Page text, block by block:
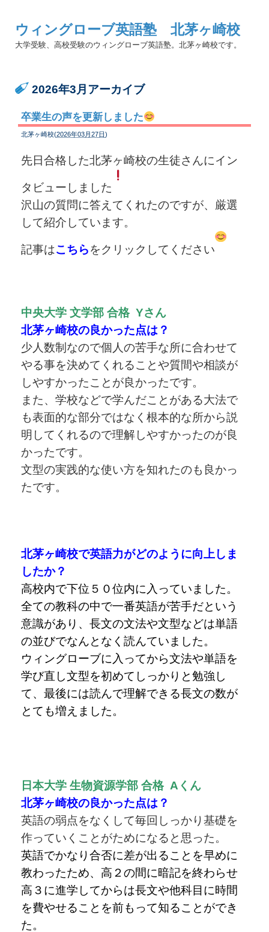
ウィングローブ英語塾 北茅ヶ崎校
大学受験、高校受験のウィングローブ英語塾。北茅ヶ崎校です。
2026年3月アーカイブ
卒業生の声を更新しました
北茅ヶ崎校(2026年03月27日)
先日合格した北茅ヶ崎校の生徒さんにイン
タビューしました
沢山の質問に答えてくれたのですが、厳選
して紹介しています。
記事はこちらをクリックしてください
中央大学 文学部 合格 Yさん
北茅ヶ崎校の良かった点は？
少人数制なので個人の苦手な所に合わせて
やる事を決めてくれることや質間や相談が
しやすかったことが良かったです。
また、学校などで学んだことがある大法で
も表面的な部分ではなく根本的な所から説
明してくれるので理解しやすかったのが良
かったです。
文型の実践的な使い方を知れたのも良かっ
たです。
北茅ヶ崎校で英語力がどのように向上しま
したか？
高校内で下位５０位内に入っていました。
全ての教科の中で一番英語が苦手だという
意識があり、長文の文法や文型などは単語
の並びでなんとなく読んていました。
ウィングローブに入ってから文法や単語を
学び直し文型を初めてしっかりと勉強し
て、最後には読んで理解できる長文の数が
とても増えました。
日本大学 生物資源学部 合格 Aくん
北茅ヶ崎校の良かった点は？
英語の弱点をなくして毎回しっかり基礎を
作っていくことがためになると思った。
英語でかなり合否に差が出ることを早めに
教わったため、高２の間に暗記を終わらせ
高３に進学してからは長文や他科目に時間
を費やせることを前もって知ることができ
た。